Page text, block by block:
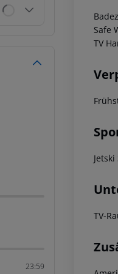
23:59
Safe
TV
TV-